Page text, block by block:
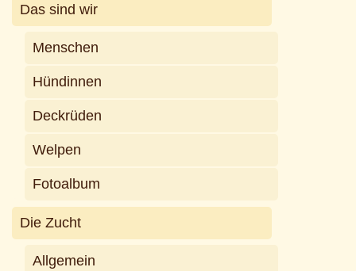
Das sind wir
Menschen
Hündinnen
Deckrüden
Welpen
Fotoalbum
Die Zucht
Allgemein